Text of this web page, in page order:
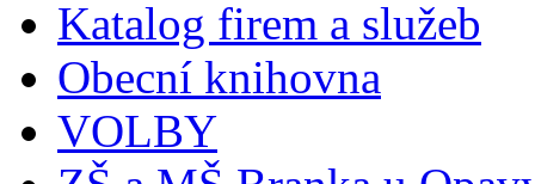
Katalog firem a služeb
Obecní knihovna
VOLBY